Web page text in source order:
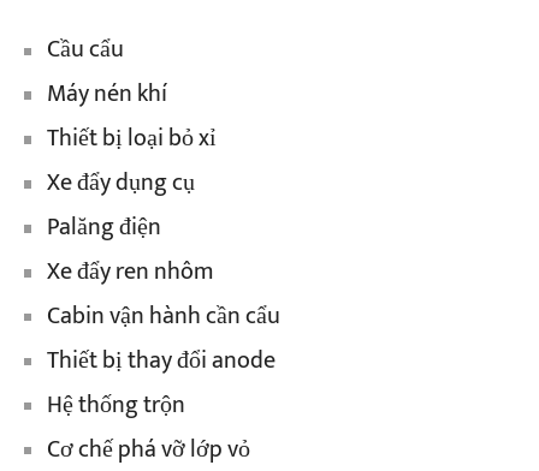
Cầu cẩu
Máy nén khí
Thiết bị loại bỏ xỉ
Xe đẩy dụng cụ
Palăng điện
Xe đẩy ren nhôm
Cabin vận hành cần cẩu
Thiết bị thay đổi anode
Hệ thống trộn
Cơ chế phá vỡ lớp vỏ